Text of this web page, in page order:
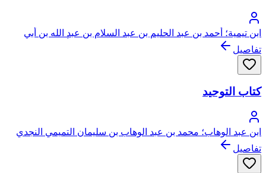
ابن تيمية؛ أحمد بن عبد الحليم بن عبد السلام بن عبد الله بن أبي
القاسم الخضر النميري الحراني الدمشقي الحنبلي، أبو العباس، تقي
الدين ابن تيمية
تفاصيل
كتاب التوحيد
ابن عبد الوهاب؛ محمد بن عبد الوهاب بن سليمان التميمي النجدي
تفاصيل